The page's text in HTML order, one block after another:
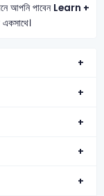
আপনি পাবেন Learn +